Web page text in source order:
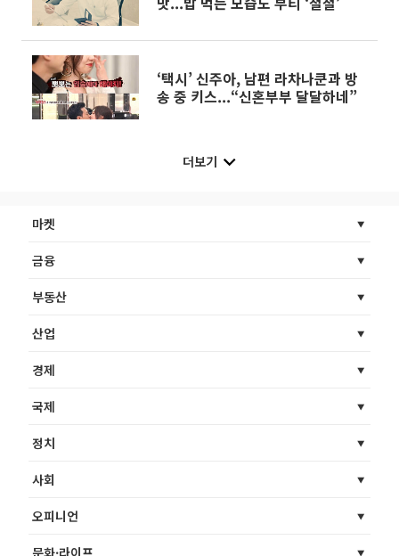
‘택시’ 신주아, 남편 라차나쿤과 방
송 중 키스...“신혼부부 달달하네”
더보기
마켓
금융
부동산
산업
경제
국제
정치
사회
오피니언
문화·라이프